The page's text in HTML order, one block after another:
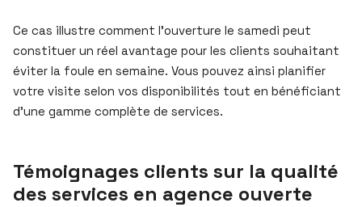
Ce cas illustre comment l’ouverture le samedi peut
constituer un réel avantage pour les clients souhaitant
éviter la foule en semaine. Vous pouvez ainsi planifier
votre visite selon vos disponibilités tout en bénéficiant
d’une gamme complète de services.
Témoignages clients sur la qualité
des services en agence ouverte